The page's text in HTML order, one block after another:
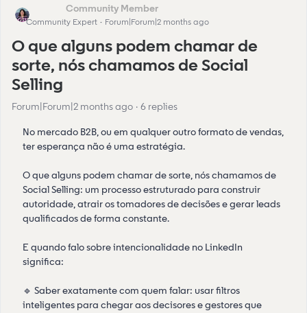
denise13
Community Expert Forum|Forum|2 months ago
O que alguns podem chamar de
sorte, nós chamamos de Social
Selling
Forum|Forum|2 months ago 6 replies
No mercado B2B, ou em qualquer outro formato de vendas,
ter esperança não é uma estratégia.
O que alguns podem chamar de sorte, nós chamamos de
Social Selling: um processo estruturado para construir
autoridade, atrair os tomadores de decisões e gerar leads
qualificados de forma constante.
E quando falo sobre intencionalidade no LinkedIn
significa:
🔹 Saber exatamente com quem falar: usar filtros
inteligentes para chegar aos decisores e gestores que